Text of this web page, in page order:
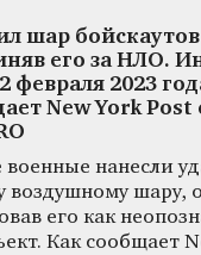
шар бойскаутов
его за НЛО.
февраля 2023
New York Post
нанесли
воздушному шару,
его как
Как сообщает